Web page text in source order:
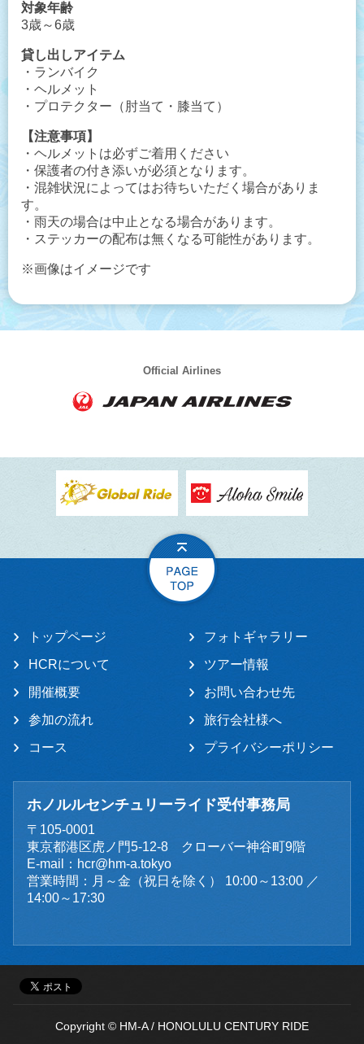
対象年齢
3歳～6歳
貸し出しアイテム
・ランバイク
・ヘルメット
・プロテクター（肘当て・膝当て）
【注意事項】
・ヘルメットは必ずご着用ください
・保護者の付き添いが必須となります。
・混雑状況によってはお待ちいただく場合がありま
す。
・雨天の場合は中止となる場合があります。
・ステッカーの配布は無くなる可能性があります。
※画像はイメージです
Official Airlines
トップページ
HCRについて
開催概要
参加の流れ
コース
フォトギャラリー
ツアー情報
お問い合わせ先
旅行会社様へ
プライバシーポリシー
ホノルルセンチュリーライド受付事務局
〒105-0001
東京都港区虎ノ門5-12-8 クローバー神谷町9階
E-mail： hcr@hm-a.tokyo
営業時間：月～金（祝日を除く） 10:00～13:00 ／
14:00～17:30
Copyright © HM-A / HONOLULU CENTURY RIDE